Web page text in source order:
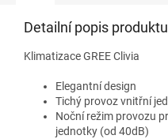
Detailní popis produktu
Klimatizace GREE Clivia
Elegantní design
Tichý provoz vnitřní
Noční režim provozu
jednotky (od 40dB)